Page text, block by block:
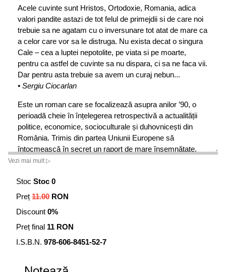
Acele cuvinte sunt Hristos, Ortodoxie, Romania, adica
valori pandite astazi de tot felul de primejdii si de care noi
trebuie sa ne agatam cu o inversunare tot atat de mare ca
a celor care vor sa le distruga. Nu exista decat o singura
Cale – cea a luptei nepotolite, pe viata si pe moarte,
pentru ca astfel de cuvinte sa nu dispara, ci sa ne faca vii.
Dar pentru asta trebuie sa avem un curaj nebun...
• Sergiu Ciocarlan
Este un roman care se focalizează asupra anilor ’90, o
perioadă cheie în înțelegerea retrospectivă a actualității
politice, economice, socioculturale și duhovnicești din
România. Trimis din partea Uniunii Europene să
întocmească în secret un raport de mare însemnătate,
Samuel Scheib se dovedește un evaluator extrem de
eveniment cultural. Expusă dezechilibrelor de tot felul,
societatea românească are totuși o speranță în ceilalți doi
iubitor de cultură românească și de valori autentice, și
Cosette Minescu, proaspăt absolventă a Facultății de
Aviație, care are o inimă plină de Hristos.
Vezi mai mult ▷
Stoc Stoc 0
Preț 11.00 RON
Discount 0%
Preț final 11 RON
I.S.B.N. 978-606-8451-52-7